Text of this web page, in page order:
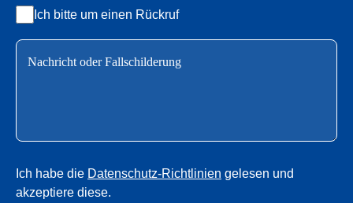
Ich bitte um einen Rückruf
Ich habe die Datenschutz-Richtlinien gelesen und
akzeptiere diese.